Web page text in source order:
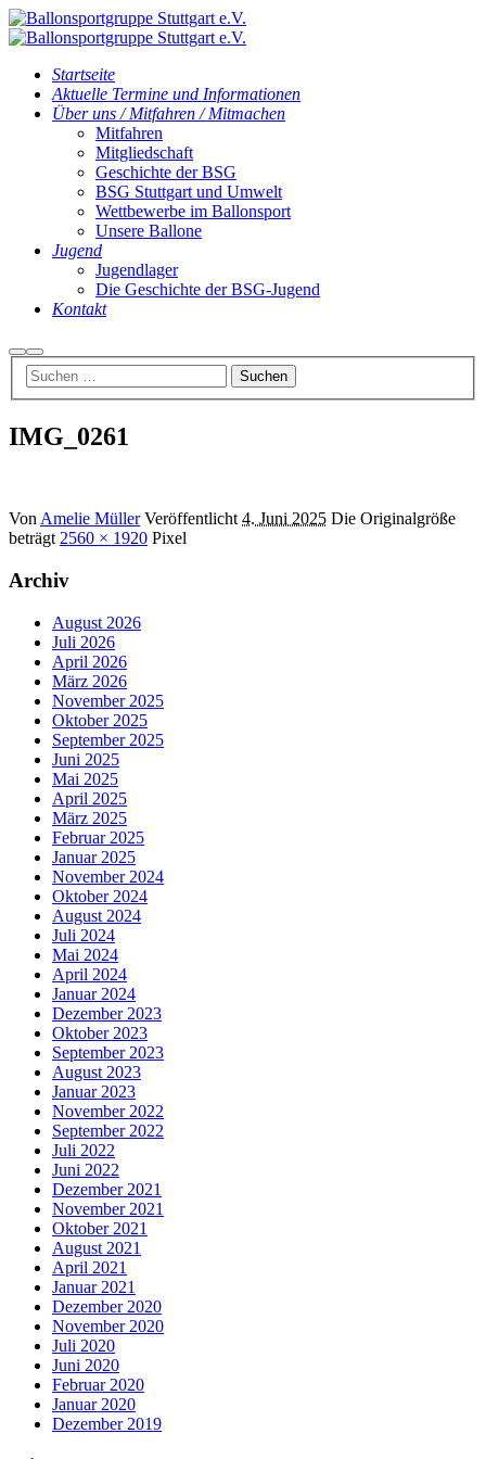
Startseite
Aktuelle Termine und Informationen
Über uns / Mitfahren / Mitmachen
Mitfahren
Mitgliedschaft
Geschichte der BSG
BSG Stuttgart und Umwelt
Wettbewerbe im Ballonsport
Unsere Ballone
Jugend
Jugendlager
Die Geschichte der BSG-Jugend
Kontakt
Suchen
Hauptmenü
IMG_0261
VonAmelie Müller Veröffentlicht4. Juni 2025 Die Originalgröße
beträgt2560 × 1920 Pixel
Archiv
August 2026
Juli 2026
April 2026
März 2026
November 2025
Oktober 2025
September 2025
Juni 2025
Mai 2025
April 2025
März 2025
Februar 2025
Januar 2025
November 2024
Oktober 2024
August 2024
Juli 2024
Mai 2024
April 2024
Januar 2024
Dezember 2023
Oktober 2023
September 2023
August 2023
Januar 2023
November 2022
September 2022
Juli 2022
Juni 2022
Dezember 2021
November 2021
Oktober 2021
August 2021
April 2021
Januar 2021
Dezember 2020
November 2020
Juli 2020
Juni 2020
Februar 2020
Januar 2020
Dezember 2019